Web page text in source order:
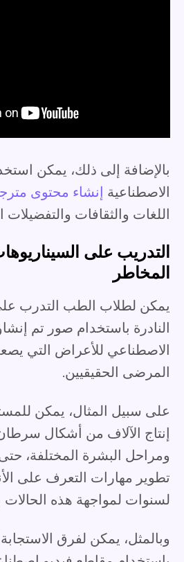
بالإضافة إلى ذلك، يمكن
الاصطناعية إنشاء محتوى
اللغات والثقافات والتفضيلات
التدريب على
المخاطر
يمكن لطلاب الطب التدرب
النادرة باستخدام صور تم
الاصطناعي للأعراض التي
المرضى الحقيقيين.
على سبيل المثال، يمكن
إنتاج الآلاف من أشكال
ومراحل البشرة المختلفة،
تطوير مهارات التعرف على
لسنوات لمواجهة هذه
وبالمثل، يمكن لفرق